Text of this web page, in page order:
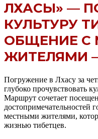
ЛХАСЫ» —
КУЛЬТУРУ
ОБЩЕНИЕ С
ЖИТЕЛЯМИ
Погружение в Лхасу за
глубоко прочувствовать
Маршрут сочетает
достопримечательностей
местными жителями,
жизнью тибетцев.